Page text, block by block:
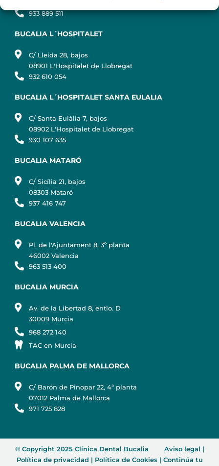
933 889 511
BUCALIA L´HOSPITALET
C/ Lleida 28, bajos
08901 L'Hospitalet de Llobregat
932 610 054
BUCALIA L´HOSPITALET SANTA EULALIA
C/ Santa Eulàlia 7, bajos
08902 L'Hospitalet de Llobregat
930 107 635
BUCALIA MATARÓ
C/ Sicília 21, bajos
08303 Mataró
937 416 747
BUCALIA VALENCIA
Pl. de l'Ajuntament 8, 3º planta
46002 Valencia
963 513 400
BUCALIA MURCIA
Av. de la Libertad 8, entlo. D
30009 Murcia
968 272 140
TAC en Murcia
BUCALIA PALMA DE MALLORCA
C/ Barón de Pinopar 22, 4ª planta
07012 Palma de Mallorca
971 725 828
© Copyright 2025 Clínica Dental Bucalia Aviso legal |
Política de privacidad | Política de Cookies| Continúa tu